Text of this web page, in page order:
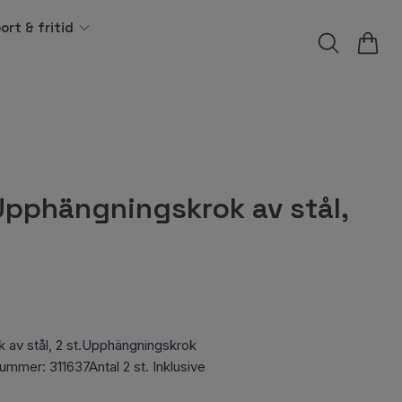
& fritid
av stål,
av stål, 2 st.Upphängningskrok
311637Antal 2 st. Inklusive